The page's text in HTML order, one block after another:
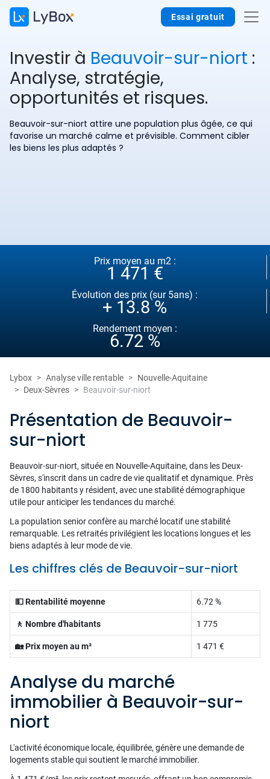
Essai gratuit
Investir à Beauvoir-sur-niort :
Analyse, stratégie,
opportunités et risques.
Beauvoir-sur-niort attire une population plus âgée, ce qui
favorise un marché calme et prévisible. Comment cibler
les biens les plus adaptés ?
Prix moyen au m2 :
1 471 €
Évolution des prix (sur 5ans) :
+ 13.8 %
Rendement moyen :
6.72 %
Lybox Analyse ville rentable
Nouvelle-Aquitaine
Deux-Sèvres
Beauvoir-sur-niort
Présentation de Beauvoir-
sur-niort
Beauvoir-sur-niort, située en Nouvelle-Aquitaine, dans les Deux-
Sèvres, s'inscrit dans un cadre de vie qualitatif et dynamique. Près
de 1800 habitants y résident, avec une stabilité démographique
utile pour anticiper les tendances du marché.
La population senior confère au marché locatif une stabilité
remarquable. Les retraités privilégient les locations longues et les
biens adaptés à leur mode de vie.
Les chiffres clés de Beauvoir-sur-niort
💵 Rentabilité moyenne 6.72 %
🚶 Nombre d'habitants 1 775
🏡 Prix moyen au m² 1 471 €
Analyse du marché
immobilier à Beauvoir-sur-
niort
L'activité économique locale, équilibrée, génère une demande de
logements stable qui soutient le marché immobilier.